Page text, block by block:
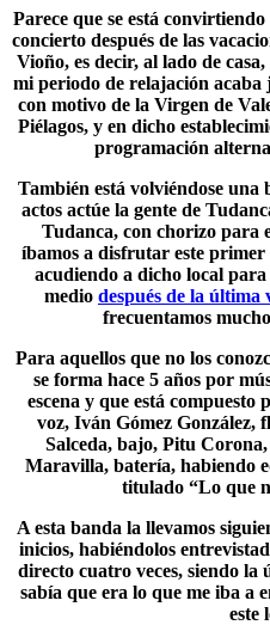
Parece que se está
concierto después de las
Vioño, es decir, al lado de
mi periodo de relajación acaba
con motivo de la Virgen de
Piélagos, y en dicho
programación
También está volviéndose una
actos actúe la gente de
Tudanca, con chorizo para
íbamos a disfrutar este primer
acudiendo a dicho local
medio después de la última
frecuentamos
Para aquellos que no los
se forma hace 5 años por
escena y que está
voz, Iván Gómez González,
Salceda, bajo, Pitu
Maravilla, batería, habiendo
titulado “Lo que
A esta banda la llevamos
inicios, habiéndolos
directo cuatro veces, siendo la
sabía que era lo que me iba a
este